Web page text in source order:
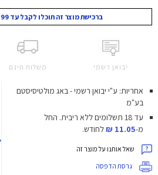
ברכישת מוצר זה תוכלו לקבל עד 199 נקודות מועדון!
יבואן רשמי משלוח חינם
אחריות: ע"י יבואן רשמי - באג מולטיסיסטם
בע"מ
עד 18 תשלומים ללא ריבית.
החל
מ-11.05 ₪ לחודש.
שאל אותנו על מוצר זה
גרסת הדפסה